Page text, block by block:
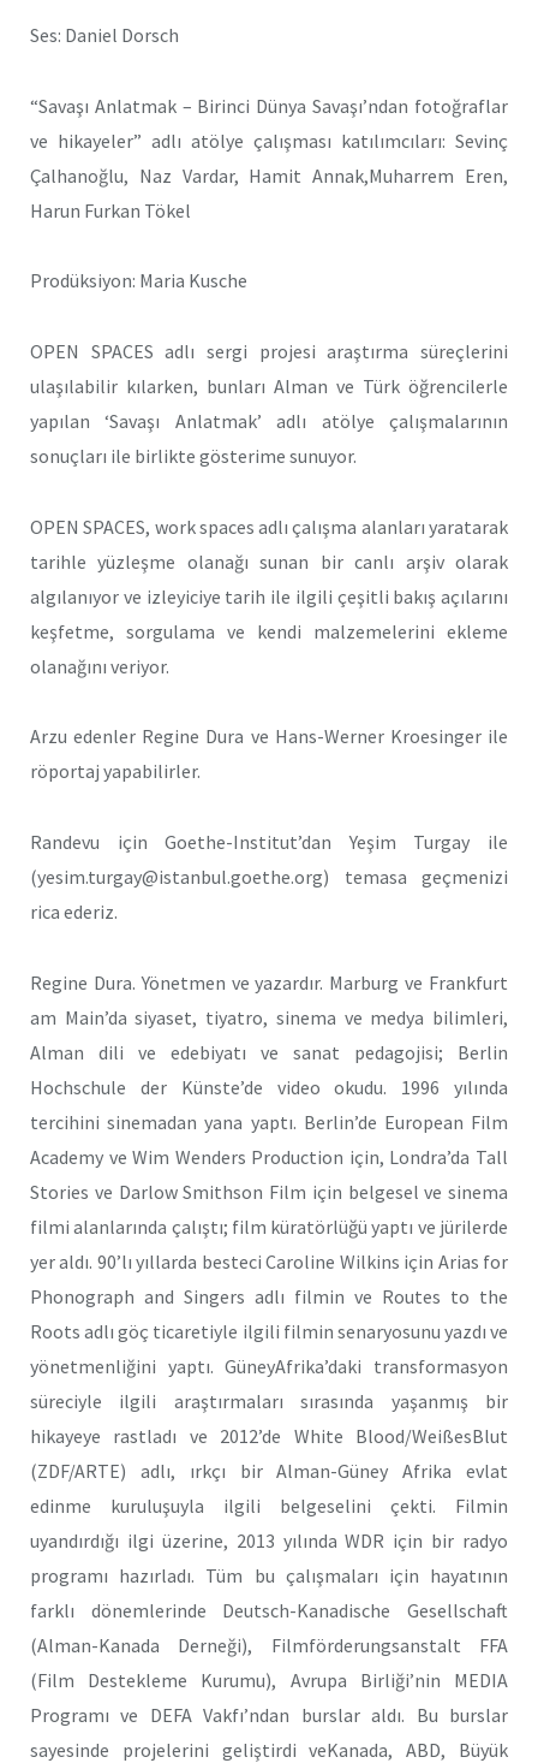
Ses: Daniel Dorsch
“Savaşı Anlatmak – Birinci Dünya Savaşı’ndan fotoğraflar
ve hikayeler” adlı atölye çalışması katılımcıları: Sevinç
Çalhanoğlu, Naz Vardar, Hamit Annak,Muharrem Eren,
Harun Furkan Tökel
Prodüksiyon: Maria Kusche
OPEN SPACES adlı sergi projesi araştırma süreçlerini
ulaşılabilir kılarken, bunları Alman ve Türk öğrencilerle
yapılan ‘Savaşı Anlatmak’ adlı atölye çalışmalarının
sonuçları ile birlikte gösterime sunuyor.
OPEN SPACES, work spaces adlı çalışma alanları yaratarak
tarihle yüzleşme olanağı sunan bir canlı arşiv olarak
algılanıyor ve izleyiciye tarih ile ilgili çeşitli bakış açılarını
keşfetme, sorgulama ve kendi malzemelerini ekleme
olanağını veriyor.
Arzu edenler Regine Dura ve Hans-Werner Kroesinger ile
röportaj yapabilirler.
Randevu için Goethe-Institut’dan Yeşim Turgay ile
(yesim.turgay@istanbul.goethe.org) temasa geçmenizi
rica ederiz.
Regine Dura. Yönetmen ve yazardır. Marburg ve Frankfurt
am Main’da siyaset, tiyatro, sinema ve medya bilimleri,
Alman dili ve edebiyatı ve sanat pedagojisi; Berlin
Hochschule der Künste’de video okudu. 1996 yılında
tercihini sinemadan yana yaptı. Berlin’de European Film
Academy ve Wim Wenders Production için, Londra’da Tall
Stories ve Darlow Smithson Film için belgesel ve sinema
filmi alanlarında çalıştı; film küratörlüğü yaptı ve jürilerde
yer aldı. 90’lı yıllarda besteci Caroline Wilkins için Arias for
Phonograph and Singers adlı filmin ve Routes to the
Roots adlı göç ticaretiyle ilgili filmin senaryosunu yazdı ve
yönetmenliğini yaptı. GüneyAfrika’daki transformasyon
süreciyle ilgili araştırmaları sırasında yaşanmış bir
hikayeye rastladı ve 2012’de White Blood/WeißesBlut
(ZDF/ARTE) adlı, ırkçı bir Alman-Güney Afrika evlat
edinme kuruluşuyla ilgili belgeselini çekti. Filmin
uyandırdığı ilgi üzerine, 2013 yılında WDR için bir radyo
programı hazırladı. Tüm bu çalışmaları için hayatının
farklı dönemlerinde Deutsch-Kanadische Gesellschaft
(Alman-Kanada Derneği), Filmförderungsanstalt FFA
(Film Destekleme Kurumu), Avrupa Birliği’nin MEDIA
Programı ve DEFA Vakfı’ndan burslar aldı. Bu burslar
sayesinde projelerini geliştirdi veKanada, ABD, Büyük